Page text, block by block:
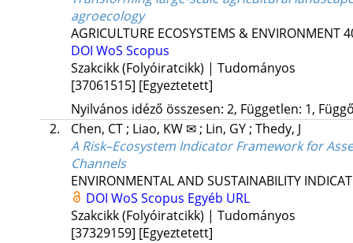
agroecology
AGRICULTURE ECOSYSTEMS & ENVIRONMENT
DOI WoS Scopus
Szakcikk (Folyóiratcikk) | Tudományos
[37061515] [Egyeztetett]
Nyilvános idéző összesen: 2, Független: 1,
2.
Chen, CT; Liao, KW ✉; Lin, GY; Thedy, J
A Risk–Ecosystem Indicator Framework for
Channels
ENVIRONMENTAL AND SUSTAINABILITY
DOI WoS Scopus Egyéb URL
Szakcikk (Folyóiratcikk) | Tudományos
[37329159] [Egyeztetett]